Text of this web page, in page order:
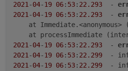
2021 -04-19 06: 53: 22.293
  -
2021 -04-19 06: 53: 22.293
  -
at Immediate.<anonymous>
at processImmediate
2021 -04-19 06: 53: 22.293
  -
2021 -04-19 06: 53: 22.299
-
2021 -04-19 06: 53: 22.299
-